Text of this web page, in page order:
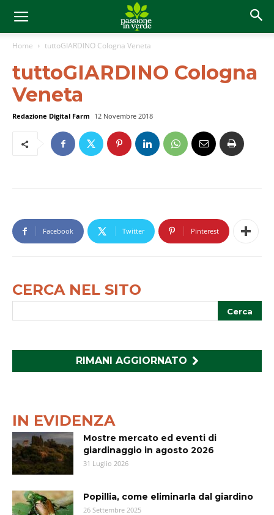
Home tuttoGIARDINO Cologna Veneta
tuttoGIARDINO Cologna
Veneta
Redazione Digital Farm 12 Novembre 2018
Facebook Twitter Pinterest
CERCA NEL SITO
RIMANI AGGIORNATO
IN EVIDENZA
Mostre mercato ed eventi di
giardinaggio in agosto 2026
31 Luglio 2026
Popillia, come eliminarla dal giardino
26 Settembre 2025